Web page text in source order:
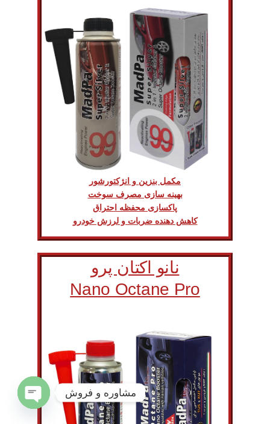
مکمل بنزین و انژکتورشور
بهینه سازی مصرف سوخت
پاکسازی محفظه احتراق
کاهش دهنده ضربات و لرزش خودرو
نانو اکتان پرو
Nano Octane Pro
مشاوره و فروش